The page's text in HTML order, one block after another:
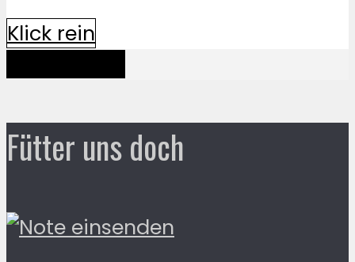
Klick rein
Fütter uns doch